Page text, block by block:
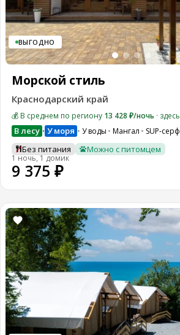
ВЫГОДНО
Морской стиль
Краснодарский край
💰 В среднем по региону 13 428 ₽/ночь · здесь
В лесу • У моря У воды Мангал SUP-серф
Без питания Можно с питомцем
1 ночь, 1 домик
9 375 ₽